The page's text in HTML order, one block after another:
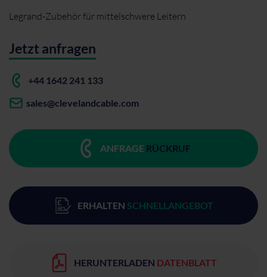
Legrand-Zubehör für mittelschwere Leitern
Jetzt anfragen
+44 1642 241 133
sales@clevelandcable.com
ANFRAGE RÜCKRUF
ERHALTEN SCHNELLANGEBOT
HERUNTERLADEN DATENBLATT